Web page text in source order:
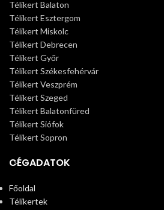
Télikert Balaton
Télikert Esztergom
Télikert Miskolc
Télikert Debrecen
Télikert Győr
Télikert Székesfehérvár
Télikert Veszprém
Télikert Szeged
Télikert Balatonfüred
Télikert Siófok
Télikert Sopron
CÉGADATOK
Főoldal
Télikertek